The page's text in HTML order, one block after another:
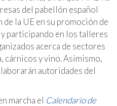
del pabellón español
la UE en su promoción de
participando en los talleres
acerca de sectores
cárnicos y vino. Asimismo,
autoridades del
marcha el Calendario de